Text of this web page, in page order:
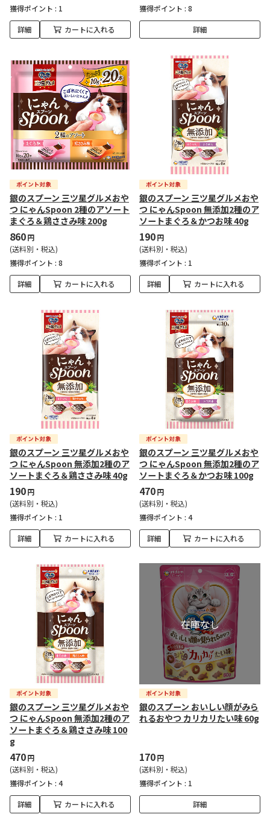
獲得ポイント : 1
詳細 カートに入れる
獲得ポイント : 8
詳細
銀のスプーン 三ツ星グルメおや
つ にゃんSpoon 2種のアソート
まぐろ＆鶏ささみ味 200g
860円
(送料別・税込)
獲得ポイント : 8
詳細 カートに入れる
銀のスプーン 三ツ星グルメおや
つ にゃんSpoon 無添加2種のア
ソートまぐろ＆かつお味 40g
190円
(送料別・税込)
獲得ポイント : 1
詳細 カートに入れる
銀のスプーン 三ツ星グルメおや
つ にゃんSpoon 無添加2種のア
ソートまぐろ＆鶏ささみ味 40g
190円
(送料別・税込)
獲得ポイント : 1
詳細 カートに入れる
銀のスプーン 三ツ星グルメおや
つ にゃんSpoon 無添加2種のア
ソートまぐろ＆かつお味 100g
470円
(送料別・税込)
獲得ポイント : 4
詳細 カートに入れる
銀のスプーン 三ツ星グルメおや
つ にゃんSpoon 無添加2種のア
ソートまぐろ＆鶏ささみ味 100
g
470円
(送料別・税込)
獲得ポイント : 4
詳細 カートに入れる
銀のスプーン おいしい顔がみら
れるおやつ カリカリたい味 60g
170円
(送料別・税込)
獲得ポイント : 1
詳細